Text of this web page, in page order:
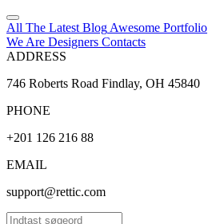
All The Latest Blog Awesome Portfolio
We Are Designers Contacts
ADDRESS
746 Roberts Road Findlay, OH 45840
PHONE
+201 126 216 88
EMAIL
support@rettic.com
Søg